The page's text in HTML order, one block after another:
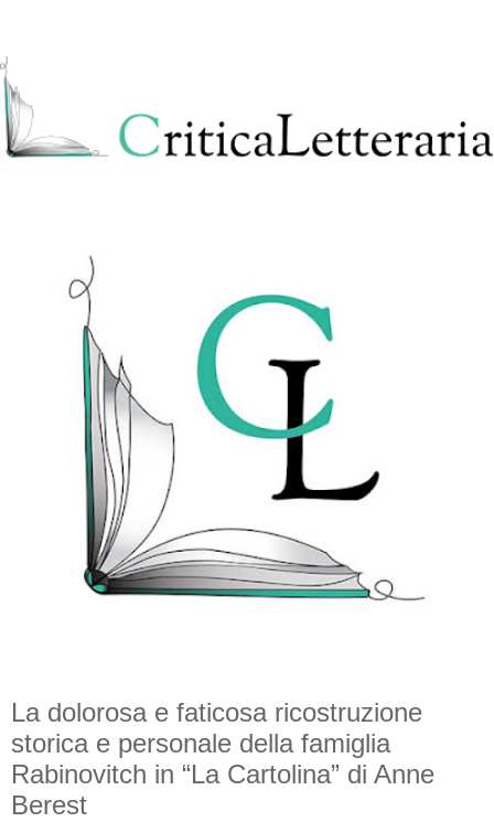
La dolorosa e faticosa ricostruzione
storica e personale della famiglia
Rabinovitch in “La Cartolina” di Anne
Berest